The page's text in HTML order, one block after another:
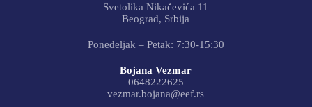
Svetolika Nikačevića 11
Beograd, Srbija
Ponedeljak – Petak: 7:30-15:30
Bojana Vezmar
0648222625
vezmar.bojana@eef.rs